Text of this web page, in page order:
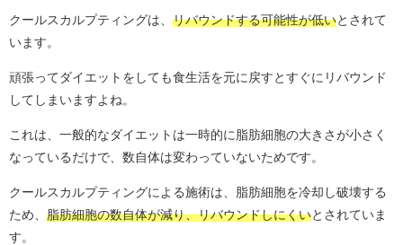
クールスカルプティングは、 リバウンドする可能性が低いとされて
います。
頑張ってダイエットをしても食生活を元に戻すとすぐにリバウンド
してしまいますよね。
これは、一般的なダイエットは一時的に脂肪細胞の大きさが小さく
なっているだけで、数自体は変わっていないためです。
クールスカルプティングによる施術は、脂肪細胞を冷却し破壊する
ため、 脂肪細胞の数自体が減り、リバウンドしにくいとされていま
す。